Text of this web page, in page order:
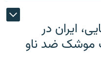
ایران در
موشک ضد ناو